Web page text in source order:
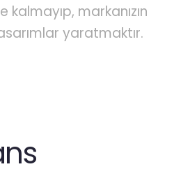
markanızın
yaratmaktır.